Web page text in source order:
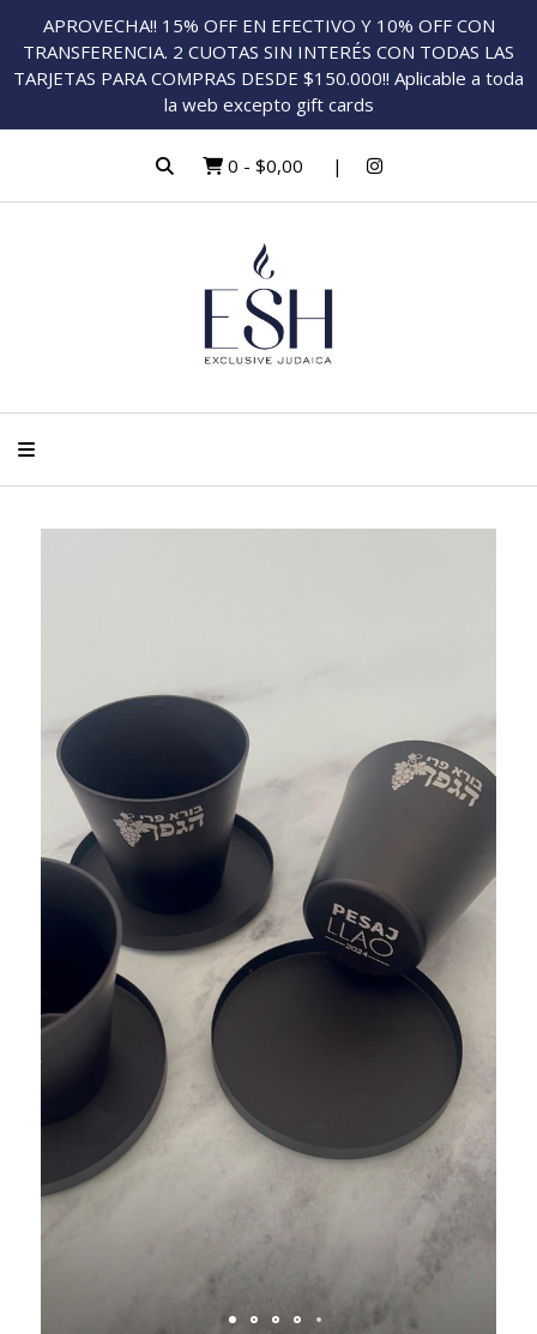
APROVECHA!! 15% OFF EN EFECTIVO Y 10% OFF CON
TRANSFERENCIA. 2 CUOTAS SIN INTERÉS CON TODAS LAS
TARJETAS PARA COMPRAS DESDE $150.000!! Aplicable a toda
la web excepto gift cards
0 - $0,00